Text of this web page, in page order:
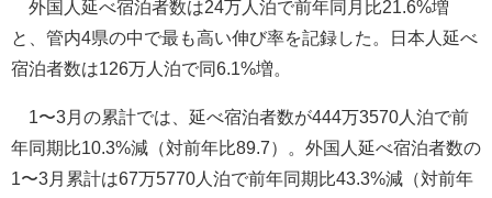
外国人延べ宿泊者数は24万人泊で前年同月比21.6%増
と、管内4県の中で最も高い伸び率を記録した。日本人延べ
宿泊者数は126万人泊で同6.1%増。
1〜3月の累計では、延べ宿泊者数が444万3570人泊で前
年同期比10.3%減（対前年比89.7）。外国人延べ宿泊者数の
1〜3月累計は67万5770人泊で前年同期比43.3%減（対前年